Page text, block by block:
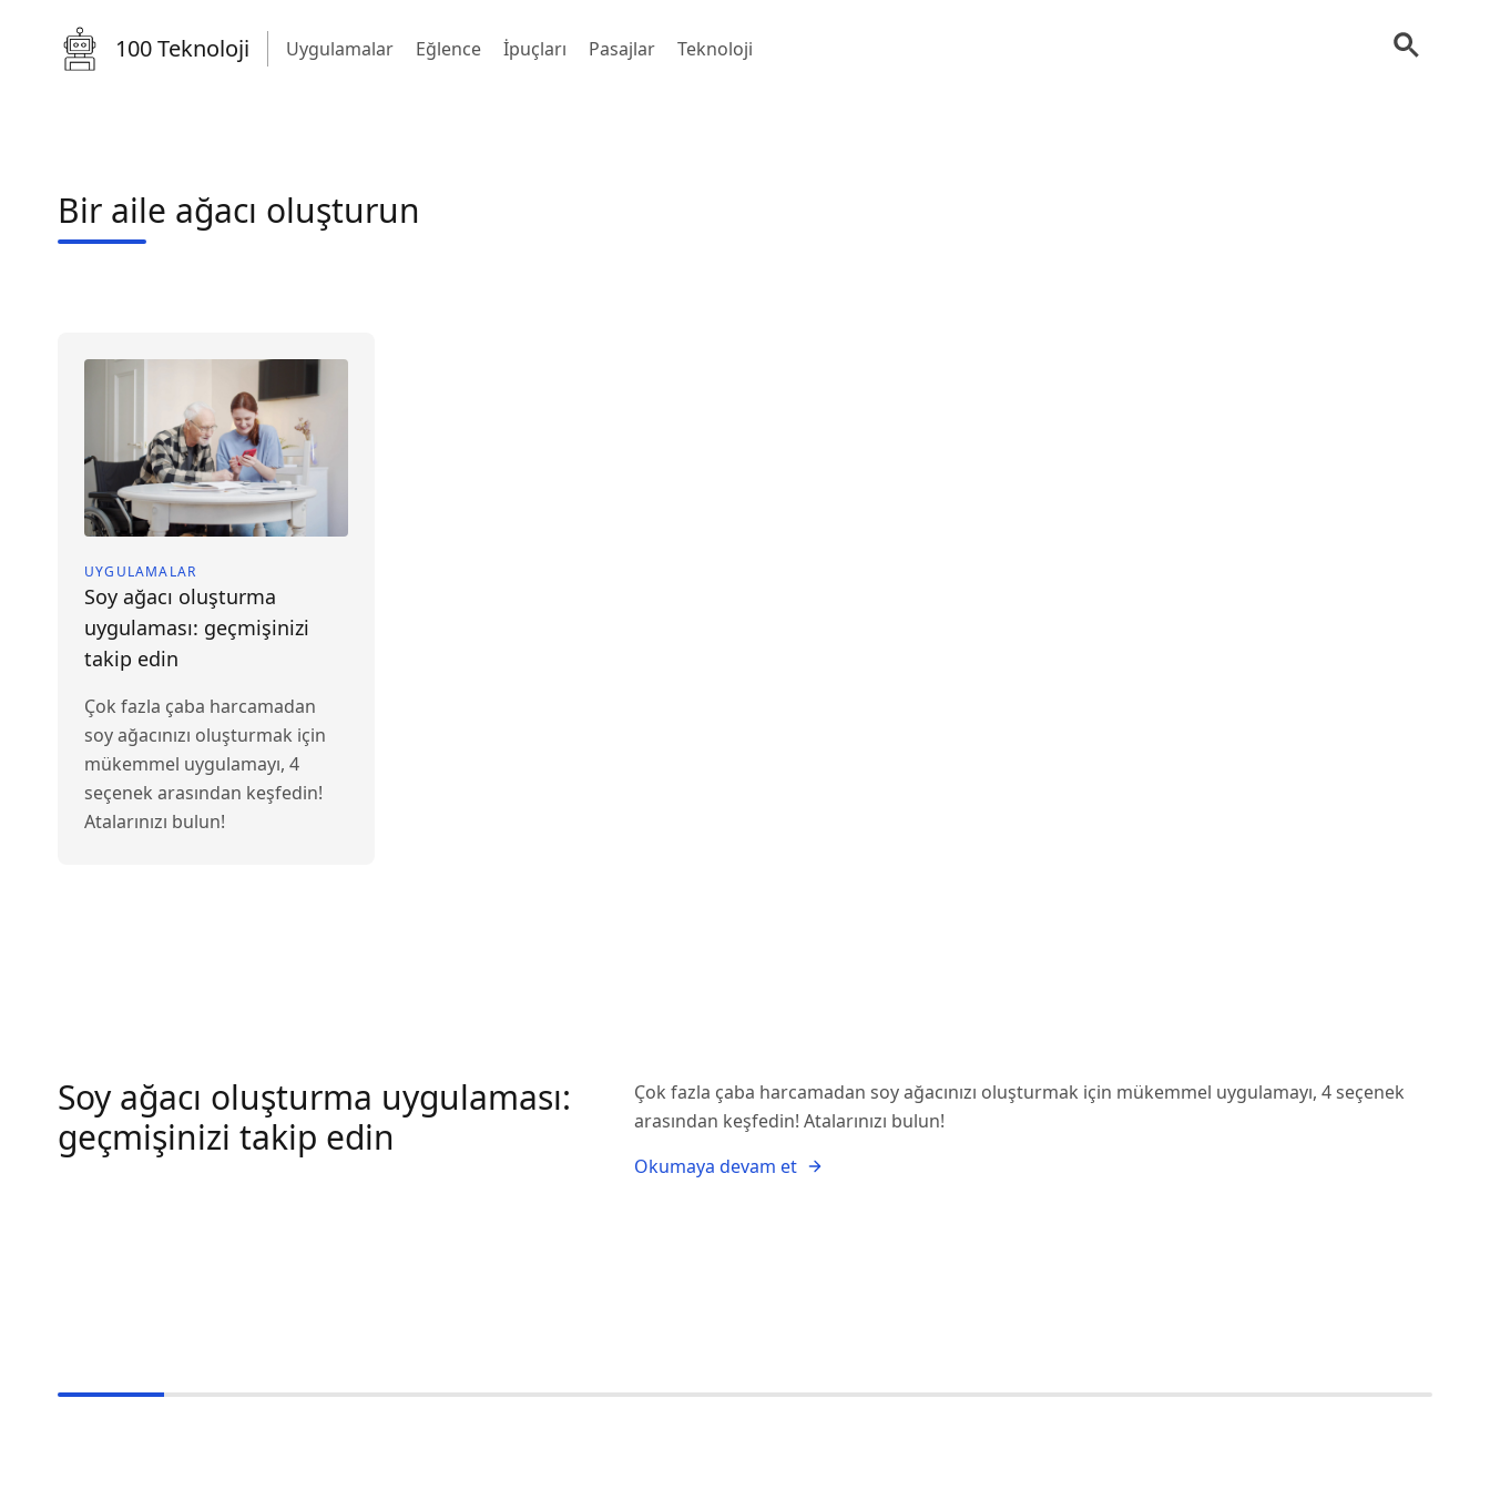
100 Teknoloji Uygulamalar Eğlence İpuçları Pasajlar Teknoloji
Bir aile ağacı oluşturun
UYGULAMALAR
Soy ağacı oluşturma
uygulaması: geçmişinizi
takip edin
Çok fazla çaba harcamadan
soy ağacınızı oluşturmak için
mükemmel uygulamayı, 4
seçenek arasından keşfedin!
Atalarınızı bulun!
Soy ağacı oluşturma uygulaması:
geçmişinizi takip edin
Çok fazla çaba harcamadan soy ağacınızı oluşturmak için mükemmel uygulamayı, 4 seçenek
arasından keşfedin! Atalarınızı bulun!
Okumaya devam et